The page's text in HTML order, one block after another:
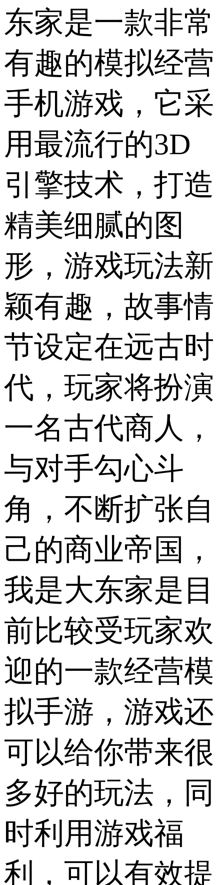
东家是一款非常
有趣的模拟经营
手机游戏，它采
用最流行的3D
引擎技术，打造
精美细腻的图
形，游戏玩法新
颖有趣，故事情
节设定在远古时
代，玩家将扮演
一名古代商人，
与对手勾心斗
角，不断扩张自
己的商业帝国，
我是大东家是目
前比较受玩家欢
迎的一款经营模
拟手游，游戏还
可以给你带来很
多好的玩法，同
时利用游戏福
利，可以有效提